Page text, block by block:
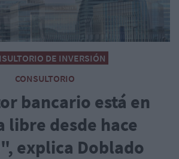
DE INVERSIÓN
CONSULTORIO
bancario está en
libre desde hace
explica Doblado